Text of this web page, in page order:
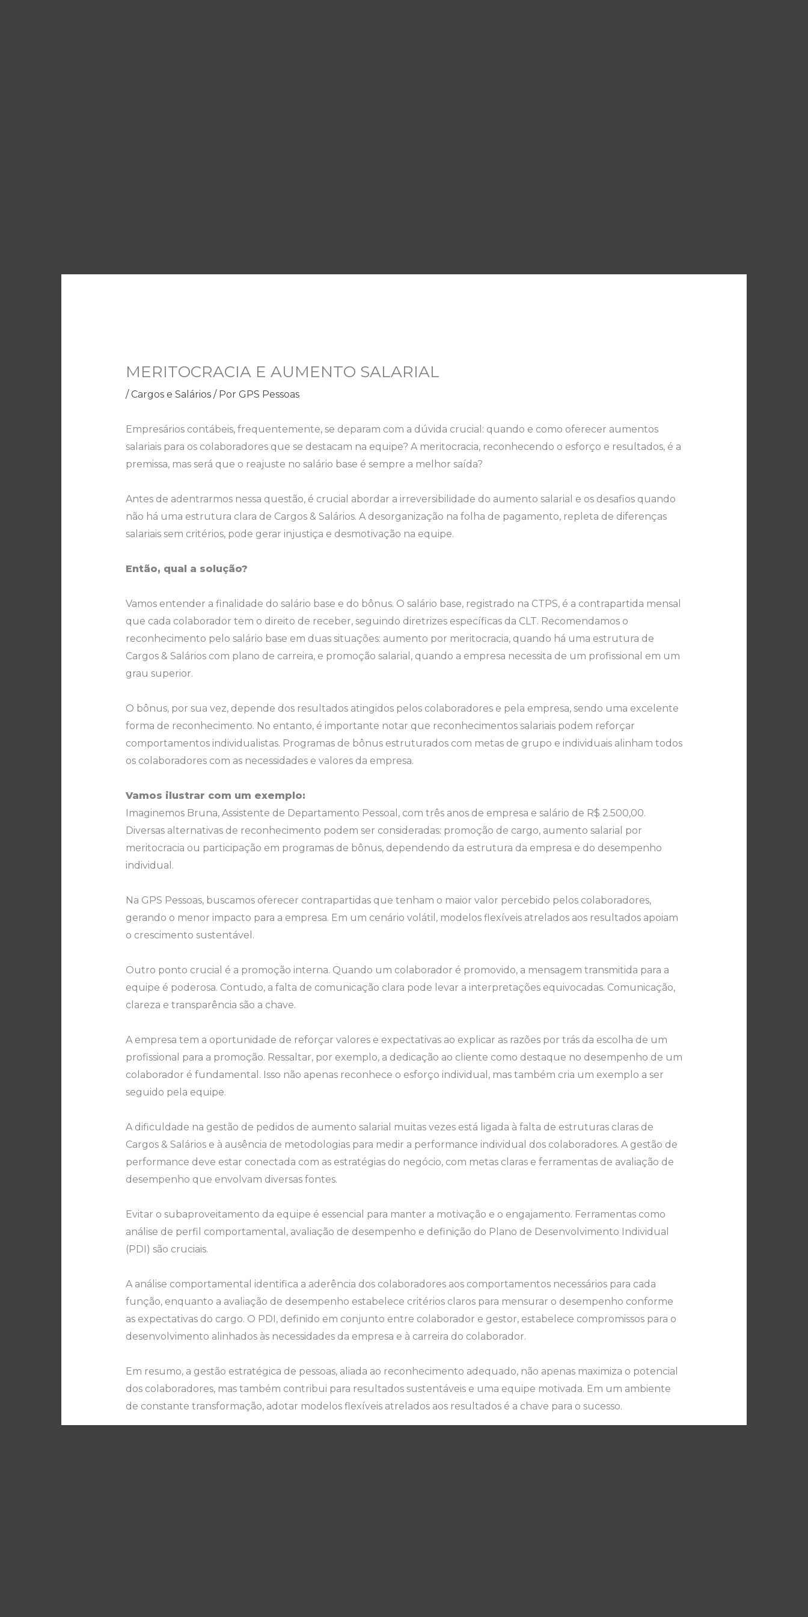
MERITOCRACIA E AUMENTO SALARIAL
/Cargos e Salários/ Por GPS Pessoas
Empresários contábeis, frequentemente, se deparam com a dúvida crucial: quando e como oferecer aumentos
salariais para os colaboradores que se destacam na equipe? A meritocracia, reconhecendo o esforço e resultados, é a
premissa, mas será que o reajuste no salário base é sempre a melhor saída?
Antes de adentrarmos nessa questão, é crucial abordar a irreversibilidade do aumento salarial e os desafios quando
não há uma estrutura clara de Cargos & Salários. A desorganização na folha de pagamento, repleta de diferenças
salariais sem critérios, pode gerar injustiça e desmotivação na equipe.
Então, qual a solução?
Vamos entender a finalidade do salário base e do bônus. O salário base, registrado na CTPS, é a contrapartida mensal
que cada colaborador tem o direito de receber, seguindo diretrizes específicas da CLT. Recomendamos o
reconhecimento pelo salário base em duas situações: aumento por meritocracia, quando há uma estrutura de
Cargos & Salários com plano de carreira, e promoção salarial, quando a empresa necessita de um profissional em um
grau superior.
O bônus, por sua vez, depende dos resultados atingidos pelos colaboradores e pela empresa, sendo uma excelente
forma de reconhecimento. No entanto, é importante notar que reconhecimentos salariais podem reforçar
comportamentos individualistas. Programas de bônus estruturados com metas de grupo e individuais alinham todos
os colaboradores com as necessidades e valores da empresa.
Vamos ilustrar com um exemplo:
Imaginemos Bruna, Assistente de Departamento Pessoal, com três anos de empresa e salário de R$ 2.500,00.
Diversas alternativas de reconhecimento podem ser consideradas: promoção de cargo, aumento salarial por
meritocracia ou participação em programas de bônus, dependendo da estrutura da empresa e do desempenho
individual.
Na GPS Pessoas, buscamos oferecer contrapartidas que tenham o maior valor percebido pelos colaboradores,
gerando o menor impacto para a empresa. Em um cenário volátil, modelos flexíveis atrelados aos resultados apoiam
o crescimento sustentável.
Outro ponto crucial é a promoção interna. Quando um colaborador é promovido, a mensagem transmitida para a
equipe é poderosa. Contudo, a falta de comunicação clara pode levar a interpretações equivocadas. Comunicação,
clareza e transparência são a chave.
A empresa tem a oportunidade de reforçar valores e expectativas ao explicar as razões por trás da escolha de um
profissional para a promoção. Ressaltar, por exemplo, a dedicação ao cliente como destaque no desempenho de um
colaborador é fundamental. Isso não apenas reconhece o esforço individual, mas também cria um exemplo a ser
seguido pela equipe.
A dificuldade na gestão de pedidos de aumento salarial muitas vezes está ligada à falta de estruturas claras de
Cargos & Salários e à ausência de metodologias para medir a performance individual dos colaboradores. A gestão de
performance deve estar conectada com as estratégias do negócio, com metas claras e ferramentas de avaliação de
desempenho que envolvam diversas fontes.
Evitar o subaproveitamento da equipe é essencial para manter a motivação e o engajamento. Ferramentas como
análise de perfil comportamental, avaliação de desempenho e definição do Plano de Desenvolvimento Individual
(PDI) são cruciais.
A análise comportamental identifica a aderência dos colaboradores aos comportamentos necessários para cada
função, enquanto a avaliação de desempenho estabelece critérios claros para mensurar o desempenho conforme
as expectativas do cargo. O PDI, definido em conjunto entre colaborador e gestor, estabelece compromissos para o
desenvolvimento alinhados às necessidades da empresa e à carreira do colaborador.
Em resumo, a gestão estratégica de pessoas, aliada ao reconhecimento adequado, não apenas maximiza o potencial
dos colaboradores, mas também contribui para resultados sustentáveis e uma equipe motivada. Em um ambiente
de constante transformação, adotar modelos flexíveis atrelados aos resultados é a chave para o sucesso.